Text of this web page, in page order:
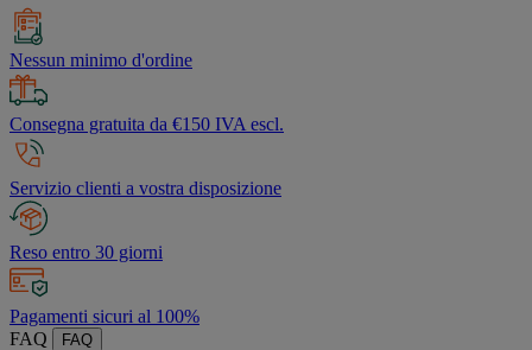
Nessun minimo d'ordine
Consegna gratuita da €150 IVA escl.
Servizio clienti a vostra disposizione
Reso entro 30 giorni
Pagamenti sicuri al 100%
FAQ
FAQ